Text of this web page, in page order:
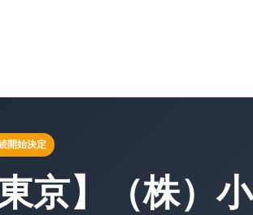
開始決定
東京】（株）